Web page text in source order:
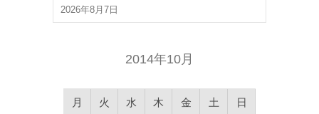
2026年8月7日
2014年10月
月 火 水 木 金 土 日